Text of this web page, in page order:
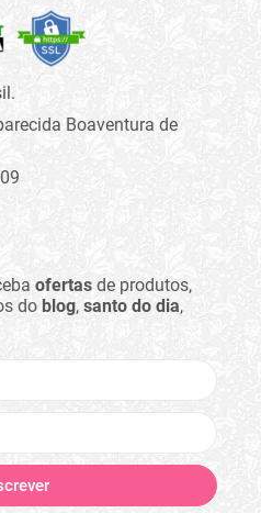
Boaventura de
ofertas de produtos,
do blog, santo do dia,